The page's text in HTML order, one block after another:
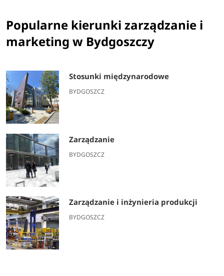
Popularne kierunki zarządzanie i
marketing w Bydgoszczy
Stosunki międzynarodowe
BYDGOSZCZ
Zarządzanie
BYDGOSZCZ
Zarządzanie i inżynieria produkcji
BYDGOSZCZ